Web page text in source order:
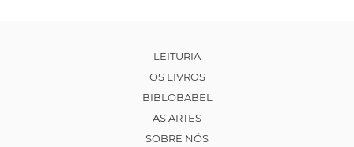
LEITURIA
OS LIVROS
BIBLOBABEL
AS ARTES
SOBRE NÓS